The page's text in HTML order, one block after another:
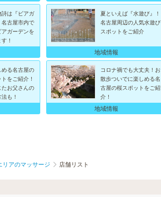
は『ビアガ
古屋市内で
ガーデンを
！
夏といえば『水遊び』！
名古屋周辺の人気水遊び
スポットをご紹介
地域情報
る名古屋の
をご紹介！
お父さんの
も！
コロナ禍でも大丈夫！お
散歩ついでに楽しめる名
古屋の桜スポットをご紹
介！
地域情報
リアのマッサージ 店舗リスト